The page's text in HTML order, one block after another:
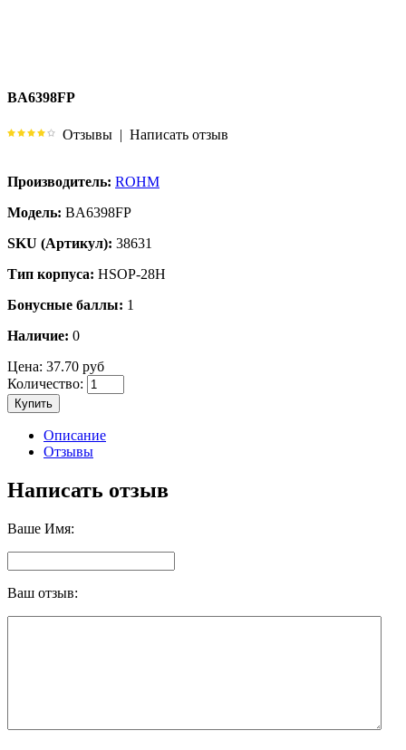
BA6398FP
Отзывы | Написать отзыв
Производитель: ROHM
Модель: BA6398FP
SKU (Артикул): 38631
Тип корпуса: HSOP-28H
Бонусные баллы: 1
Наличие: 0
Цена: 37.70 руб
Количество:
Купить
Описание
Отзывы
Написать отзыв
Ваше Имя:
Ваш отзыв: